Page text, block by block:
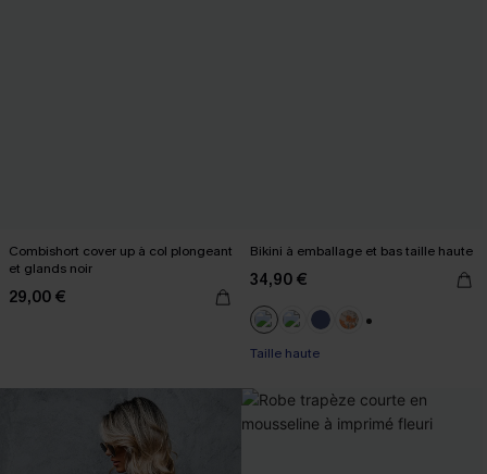
Combishort cover up à col plongeant
et glands noir
29,00 €
Bikini à emballage et bas taille haute
34,90 €
Taille haute